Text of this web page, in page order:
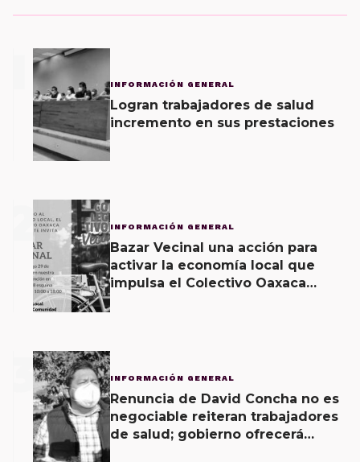
INFORMACIÓN GENERAL
Logran trabajadores de salud
incremento en sus prestaciones
2 INFORMACIÓN GENERAL
Bazar Vecinal una acción para
activar la economía local que
impulsa el Colectivo Oaxaca
3 INFORMACIÓN GENERAL
Renuncia de David Concha no es
negociable reiteran trabajadores
de salud; gobierno ofrecerá